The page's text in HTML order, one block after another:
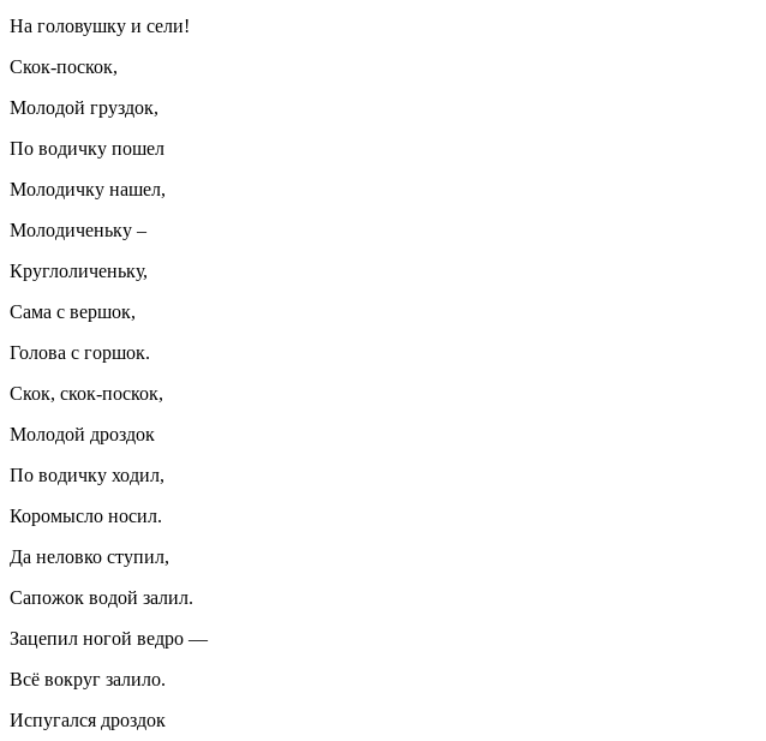
На головушку и сели!
Скок-поскок,
Молодой груздок,
По водичку пошел
Молодичку нашел,
Молодиченьку –
Круглоличеньку,
Сама с вершок,
Голова с горшок.
Скок, скок-поскок,
Молодой дроздок
По водичку ходил,
Коромысло носил.
Да неловко ступил,
Сапожок водой залил.
Зацепил ногой ведро —
Всё вокруг залило.
Испугался дроздок